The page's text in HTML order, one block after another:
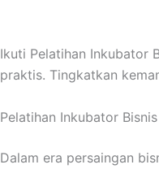
Ikuti Pelatihan Inkubator
praktis. Tingkatkan
Pelatihan Inkubator
Dalam era persaingan